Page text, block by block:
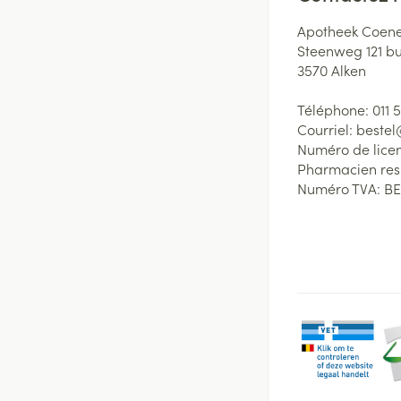
Apotheek
Steenweg 121
3570Alken
Téléphone: 011
Courriel:
Numéro de
Pharmacien
Numéro TVA: